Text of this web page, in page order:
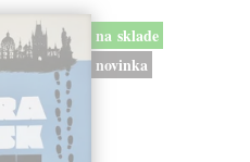
na sklade
novinka